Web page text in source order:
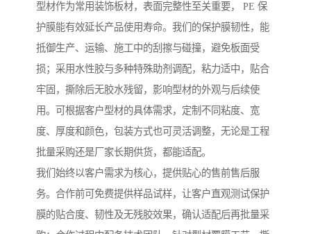
型材作为常用装饰板材，表面完整性至关重要， PE 保
护膜能有效延长产品使用寿命。我们的保护膜韧性，能
抵御生产、运输、施工中的刮擦与碰撞，避免板面受
损；采用水性胶与多种特殊助剂调配，粘力适中，贴合
牢固，撕除后无胶水残留，影响型材的外观与后续使
用。可根据客户型材的具体需求，定制不同粘度、宽
度、厚度和颜色，包装方式也可灵活调整，无论是工程
批量采购还是厂家长期供货，都能适配。
我们始终以客户需求为核心，提供贴心的售前售后服
务。合作前可免费提供样品试样，让客户直观测试保护
膜的贴合度、韧性及无残胶效果，确认适配后再批量采